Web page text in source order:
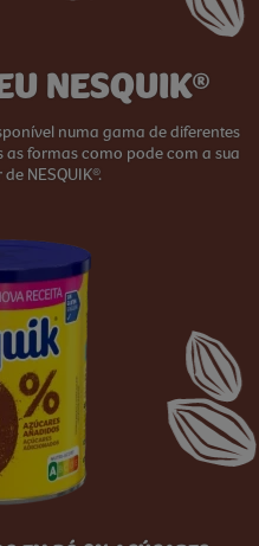
NESQUIK®
numa gama de diferentes
as formas como pode com a sua
NESQUIK®.